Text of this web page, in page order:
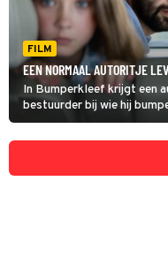
FILM
EEN NORMAAL AUTORITJE
In Bumperkleef krijgt een
bestuurder bij wie hij